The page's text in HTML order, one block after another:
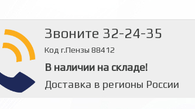
Звоните 32-24-35
Код г.Пензы 88412
В наличии на складе!
Доставка в регионы России